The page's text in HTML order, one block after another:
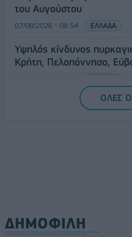
του Αυγούστου
07/08/2026 - 08:54 ΕΛΛΑΔΑ
Υψηλός κίνδυνος
Κρήτη, Πελοπόννησο,
ΟΛΕΣ
ΔΗΜΟΦΙΛΗ